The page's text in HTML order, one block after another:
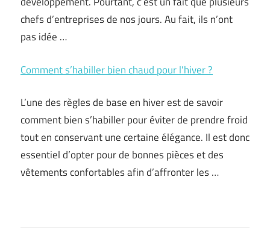
chefs d’entreprises de nos jours. Au fait, ils n’ont
pas idée …
Comment s’habiller bien chaud pour l’hiver ?
L’une des règles de base en hiver est de savoir
comment bien s’habiller pour éviter de prendre froid
tout en conservant une certaine élégance. Il est donc
essentiel d’opter pour de bonnes pièces et des
vêtements confortables afin d’affronter les …